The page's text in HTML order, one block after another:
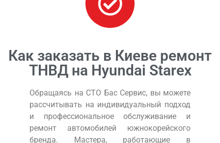
Как заказать в Киеве ремонт
ТНВД на Hyundai Starex
Обращаясь на СТО Бас Сервис, вы можете
рассчитывать на индивидуальный подход
и профессиональное обслуживание и
ремонт автомобилей южнокорейского
бренда. Мастера, работающие в